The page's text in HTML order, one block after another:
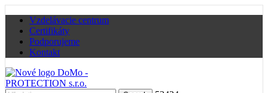
Vzdelávacie centrum
Certifikáty
Podporujeme
Kontakt